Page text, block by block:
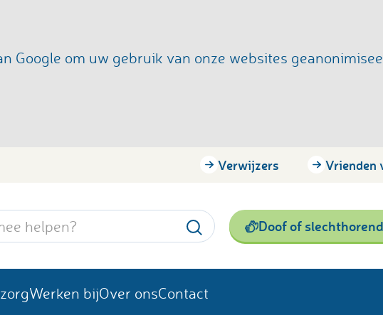
Google om uw gebruik van onze websites
Verwijzers Vrienden
Doof of slechthorend
Werken bijOver onsContact